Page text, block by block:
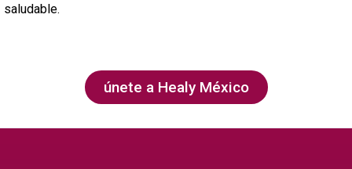
saludable.
únete a Healy México